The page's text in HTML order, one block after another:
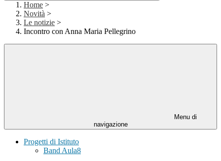
Home >
Novità >
Le notizie >
Incontro con Anna Maria Pellegrino
Menu di
navigazione
Progetti di Istituto
Band Aula8